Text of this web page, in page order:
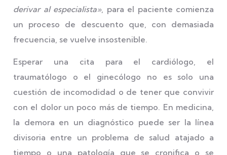
derivar al especialista», para el paciente comienza
un proceso de descuento que, con demasiada
frecuencia, se vuelve insostenible.
Esperar una cita para el cardiólogo, el
traumatólogo o el ginecólogo no es solo una
cuestión de incomodidad o de tener que convivir
con el dolor un poco más de tiempo. En medicina,
la demora en un diagnóstico puede ser la línea
divisoria entre un problema de salud atajado a
tiempo o una patología que se cronifica o se